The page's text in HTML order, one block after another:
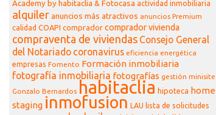
Academy by habitaclia & Fotocasa actividad inmobiliaria
alquiler anuncios más atractivos anuncios Premium
calidad COAPI comprador comprador vivienda
compraventa de viviendas Consejo General
del Notariado coronavirus eficiencia energética
empresas Fomento Formación inmobiliaria
fotografía inmobiliaria fotografías gestión minisite
Gonzalo Bernardos habitaclia hipoteca home
staging inmofusion LAU lista de solicitudes